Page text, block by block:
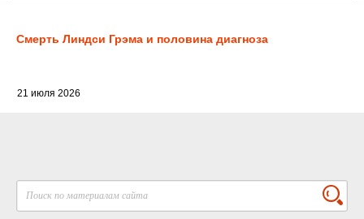
Смерть Линдси Грэма и половина диагноза
21 июля 2026